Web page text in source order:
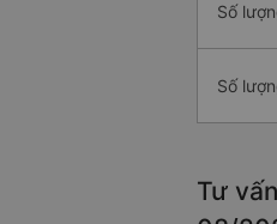
Số
Số
Tư